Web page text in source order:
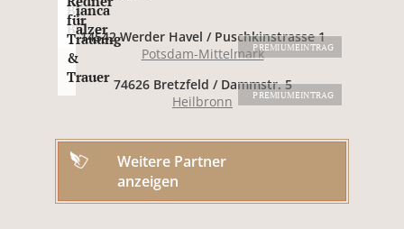
PREMIUMEINTRAG
Bianca
Balzer
14542 Werder Havel / Puschkinstrasse 1
Potsdam-Mittelmark
PREMIUMEINTRAG
für
Trauung
&
Trauer 74626 Bretzfeld / Dammstr. 5
Heilbronn
Weitere Partner
anzeigen